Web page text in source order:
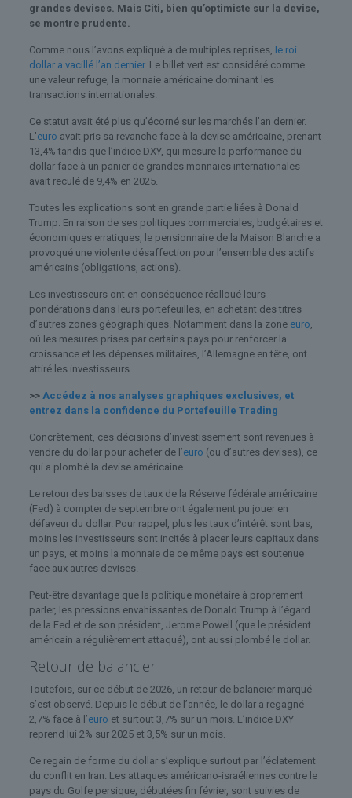
grandes devises. Mais Citi, bien qu’optimiste sur la devise,
se montre prudente.
Comme nous l’avons expliqué à de multiples reprises,
le roi
dollar a vacillé l’an dernier. Le billet vert est considéré comme
une valeur refuge, la monnaie américaine dominant les
transactions internationales.
Ce statut avait été plus qu’écorné sur les marchés l’an dernier.
L’euro avait pris sa revanche face à la devise américaine, prenant
13,4% tandis que l’indice DXY, qui mesure la performance du
dollar face à un panier de grandes monnaies internationales
avait reculé de 9,4% en 2025.
Toutes les explications sont en grande partie liées à Donald
Trump. En raison de ses politiques commerciales, budgétaires et
économiques erratiques, le pensionnaire de la Maison Blanche a
provoqué une violente désaffection pour l’ensemble des actifs
américains (obligations, actions).
Les investisseurs ont en conséquence réalloué leurs
pondérations dans leurs portefeuilles, en achetant des titres
d’autres zones géographiques. Notamment dans la zone euro
où les mesures prises par certains pays pour renforcer la
croissance et les dépenses militaires, l’Allemagne en tête, ont
attiré les investisseurs.
>> Accédez à nos analyses graphiques exclusives, et
entrez dans la confidence du Portefeuille Trading
Concrètement, ces décisions d’investissement sont revenues à
vendre du dollar pour acheter de l’euro (ou d’autres devises), ce
qui a plombé la devise américaine.
Le retour des baisses de taux de la Réserve fédérale américaine
(Fed) à compter de septembre ont également pu jouer en
défaveur du dollar. Pour rappel, plus les taux d’intérêt sont bas,
moins les investisseurs sont incités à placer leurs capitaux dans
un pays, et moins la monnaie de ce même pays est soutenue
face aux autres devises.
Peut-être davantage que la politique monétaire à proprement
parler, les pressions envahissantes de Donald Trump à l’égard
de la Fed et de son président, Jerome Powell (que le président
américain a régulièrement attaqué), ont aussi plombé le dollar.
Retour de balancier
Toutefois, sur ce début de 2026, un retour de balancier marqué
s’est observé. Depuis le début de l’année, le dollar a regagné
2,7% face à l’euro et surtout 3,7% sur un mois. L’indice DXY
reprend lui 2% sur 2025 et 3,5% sur un mois.
Ce regain de forme du dollar s’explique surtout par l’éclatement
du conflit en Iran. Les attaques américano-israéliennes contre le
pays du Golfe persique, débutées fin février, sont suivies de